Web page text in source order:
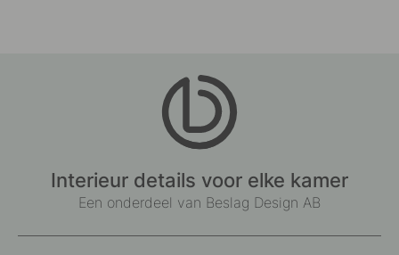
Interieur details voor elke kamer
Een onderdeel van Beslag Design AB